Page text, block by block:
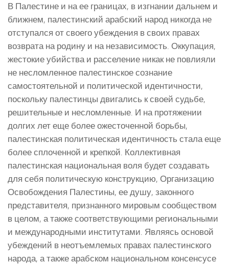
В Палестине и на ее границах, в изгнании дальнем и
ближнем, палестинский арабский народ никогда не
отступался от своего убеждения в своих правах
возврата на родину и на независимость. Оккупация,
жестокие убийства и расселение никак не повлияли
не несломленное палестинское сознание
самостоятельной и политической идентичности,
поскольку палестинцы двигались к своей судьбе,
решительные и несломленные. И на протяжении
долгих лет еще более ожесточенной борьбы,
палестинская политическая идентичность стала еще
более сплоченной и крепкой. Коллективная
палестинская национальная воля будет создавать
для себя политическую конструкцию, Организацию
Освобождения Палестины, ее душу, законного
представителя, признанного мировым сообществом
в целом, а также соответствующими региональными
и международными институтами. Являясь основой
убеждений в неотъемлемых правах палестинского
народа, а также арабском национальном консенсусе